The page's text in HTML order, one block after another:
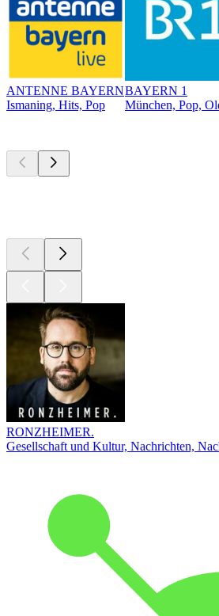
ANTENNE BAYERN
Ismaning, Hits, Pop
BAYERN 1
München, Pop,
RONZHEIMER.
Gesellschaft und Kultur, Nachrichten,